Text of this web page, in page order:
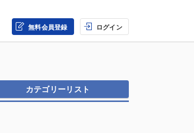
無料会員登録 ログイン
カテゴリーリスト